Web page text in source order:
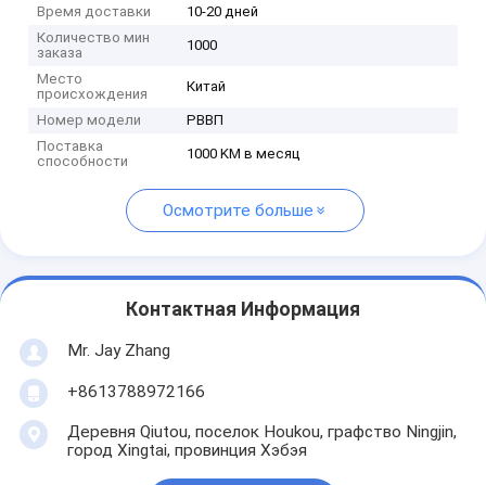
Время доставки
10-20 дней
Количество мин
заказа
1000
Место
происхождения
Китай
Номер модели
РВВП
Поставка
способности
1000 KM в месяц
Осмотрите больше
Контактная Информация
Mr. Jay Zhang
+8613788972166
Деревня Qiutou, поселок Houkou, графство Ningjin,
город Xingtai, провинция Хэбэя